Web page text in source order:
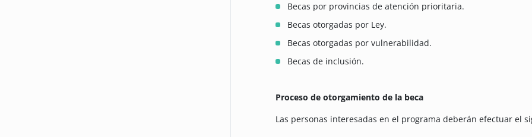
Becas por provincias de atención prioritaria.
Becas otorgadas por Ley.
Becas otorgadas por vulnerabilidad.
Becas de inclusión.
Proceso de otorgamiento de la beca
Las personas interesadas en el programa deberán efectuar el